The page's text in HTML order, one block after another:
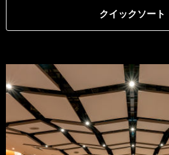
クイックソート